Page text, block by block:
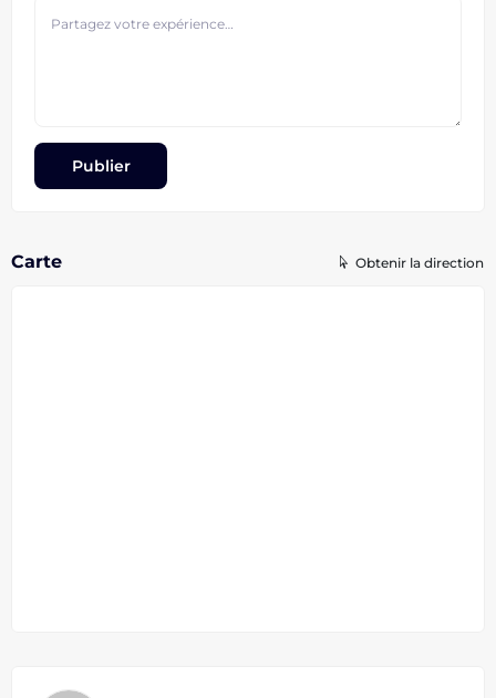
Carte Obtenir la direction